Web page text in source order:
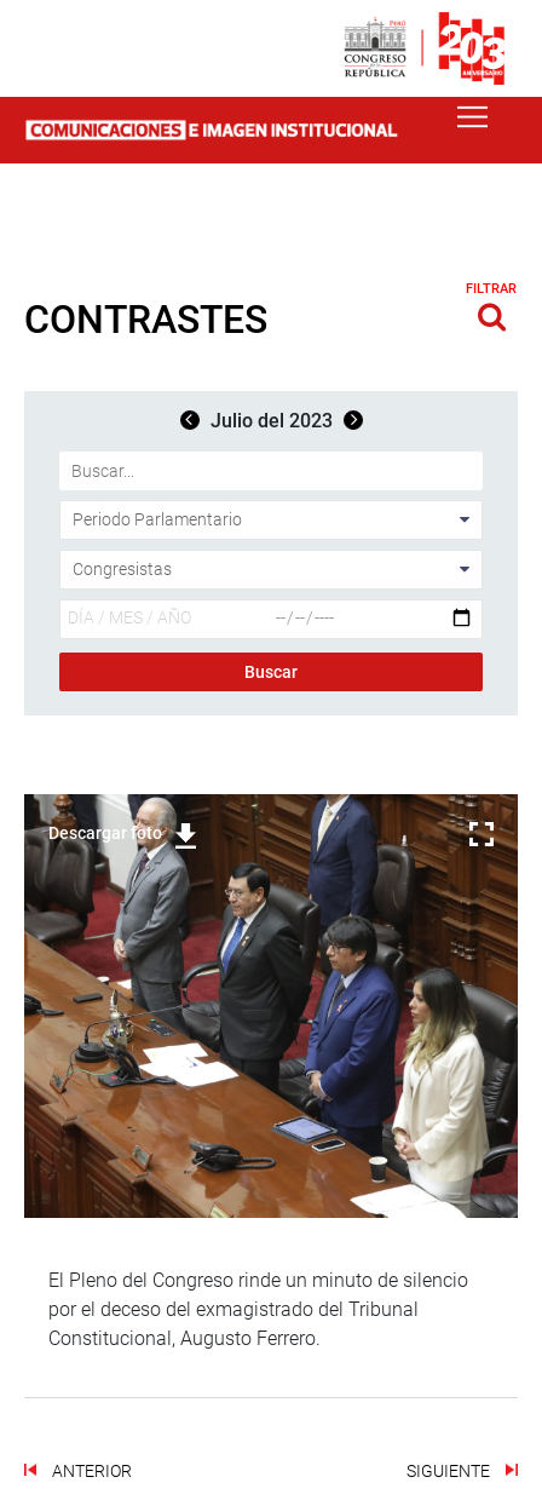
CONTRASTES
FILTRAR
Julio del 2023
Descargar foto
El Pleno del Congreso rinde un minuto de silencio
por el deceso del exmagistrado del Tribunal
Constitucional, Augusto Ferrero.
ANTERIOR SIGUIENTE